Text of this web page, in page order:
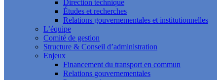
Direction technique
Études et recherches
Relations gouvernementales et institutionnelles
L’équipe
Comité de gestion
Structure & Conseil d’administration
Enjeux
Financement du transport en commun
Relations gouvernementales